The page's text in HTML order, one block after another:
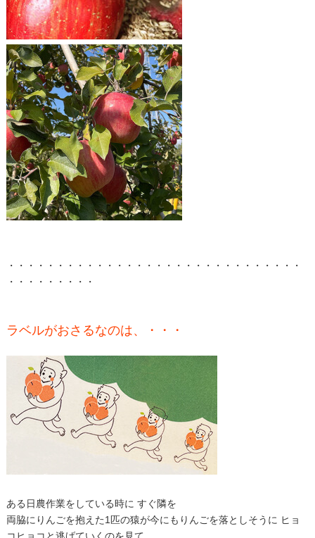
・・・・・・・・・・・・・・・・・・・・・・・・・・・・・・
・・・・・・・・・
ラベルがおさるなのは、・・・
ある日農作業をしている時に すぐ隣を
両脇にりんごを抱えた1匹の猿が今にもりんごを落としそうに ヒョ
コヒョコと逃げていくのを見て、